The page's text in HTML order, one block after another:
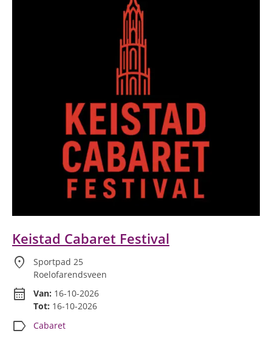
Keistad Cabaret Festival
location_on
Sportpad 25
Roelofarendsveen
calendar_month Van: 16-10-2026
Tot: 16-10-2026
label Cabaret